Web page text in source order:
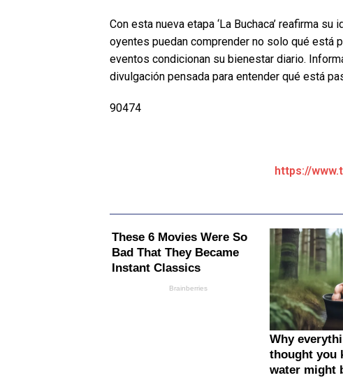
Con esta nueva etapa ‘La Buchaca’ reafirma
oyentes puedan comprender no solo qué está
eventos condicionan su bienestar diario.
divulgación pensada para entender qué está
90474
https://